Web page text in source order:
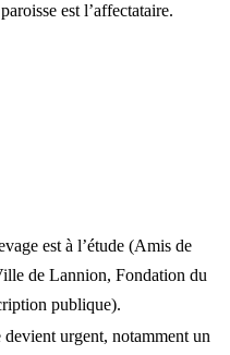
est l’affectataire.
est à l’étude (Amis de
de Lannion, Fondation du
publique).
urgent, notamment un